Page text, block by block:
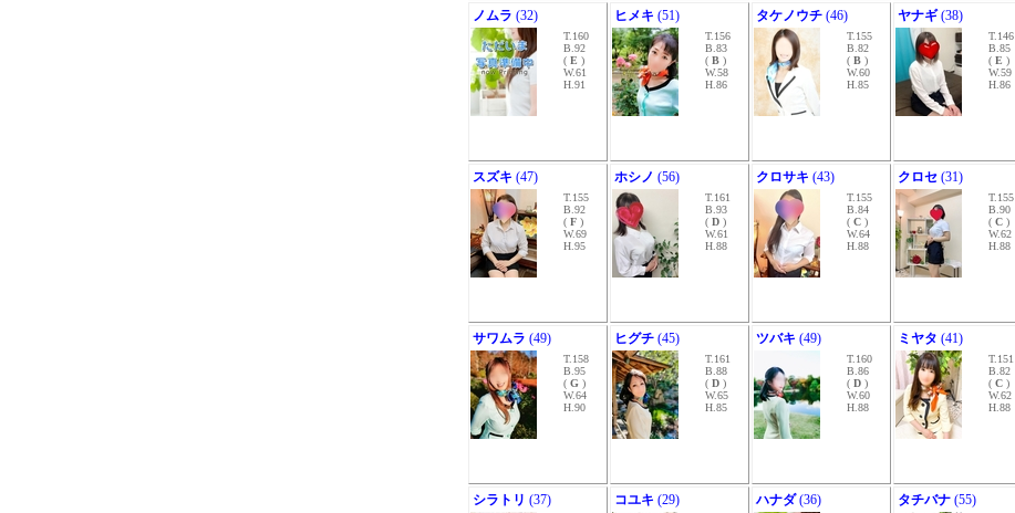
ノムラ (32)
T.160
B.92
( E )
W.61
H.91
ヒメキ (51)
T.156
B.83
( B )
W.58
H.86
タケノウチ (46)
T.155
B.82
( B )
W.60
H.85
ヤナギ(38)
T.146
B.85
( E )
W.59
H.86
スズキ (47)
T.155
B.92
( F )
W.69
H.95
ホシノ (56)
T.161
B.93
( D )
W.61
H.88
クロサキ (43)
T.155
B.84
( C )
W.64
H.88
クロセ (31)
T.155
B.90
( C )
W.62
H.88
サワムラ (49)
T.158
B.95
( G )
W.64
H.90
ヒグチ (45)
T.161
B.88
( D )
W.65
H.85
ツバキ (49)
T.160
B.86
( D )
W.60
H.88
ミヤタ (41)
T.151
B.82
( C )
W.62
H.88
シラトリ (37) コユキ (29) ハナダ(36) タチバナ (55)